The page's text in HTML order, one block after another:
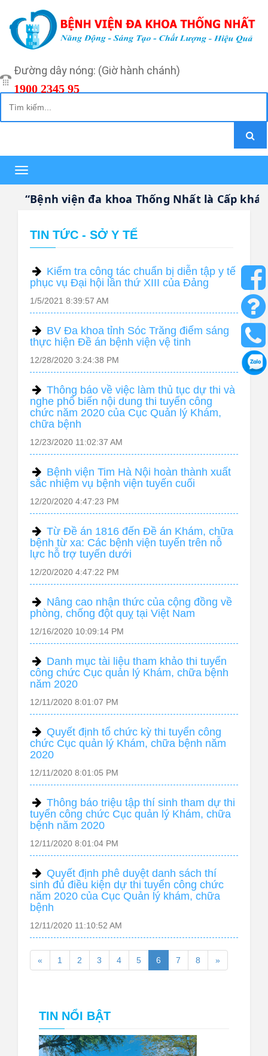
Đường dây nóng: (Giờ hành chánh)
1900 2345 95
Toggle
navigation
“Bệnh viện đa khoa Thống Nhất là Cấp khám
TIN TỨC - SỞ Y TẾ
Kiểm tra công tác chuẩn bị diễn tập y tế
phục vụ Đại hội lần thứ XIII của Đảng
1/5/2021 8:39:57 AM
BV Đa khoa tỉnh Sóc Trăng điểm sáng
thực hiện Đề án bệnh viện vệ tinh
12/28/2020 3:24:38 PM
Thông báo về việc làm thủ tục dự thi và
nghe phổ biến nội dung thi tuyển công
chức năm 2020 của Cục Quản lý Khám,
chữa bệnh
12/23/2020 11:02:37 AM
Bệnh viện Tim Hà Nội hoàn thành xuất
sắc nhiệm vụ bệnh viện tuyến cuối
12/20/2020 4:47:23 PM
Từ Đề án 1816 đến Đề án Khám, chữa
bệnh từ xa: Các bệnh viện tuyến trên nỗ
lực hỗ trợ tuyến dưới
12/20/2020 4:47:22 PM
Nâng cao nhận thức của cộng đồng về
phòng, chống đột quỵ tại Việt Nam
12/16/2020 10:09:14 PM
Danh mục tài liệu tham khảo thi tuyển
công chức Cục quản lý Khám, chữa bệnh
năm 2020
12/11/2020 8:01:07 PM
Quyết định tổ chức kỳ thi tuyển công
chức Cục quản lý Khám, chữa bệnh năm
2020
12/11/2020 8:01:05 PM
Thông báo triệu tập thí sinh tham dự thi
tuyển công chức Cục quản lý Khám, chữa
bệnh năm 2020
12/11/2020 8:01:04 PM
Quyết định phê duyệt danh sách thí
sinh đủ điều kiện dự thi tuyển công chức
năm 2020 của Cục Quản lý khám, chữa
bệnh
12/11/2020 11:10:52 AM
« 1 2 3 4 5 6 7 8 »
TIN NỔI BẬT